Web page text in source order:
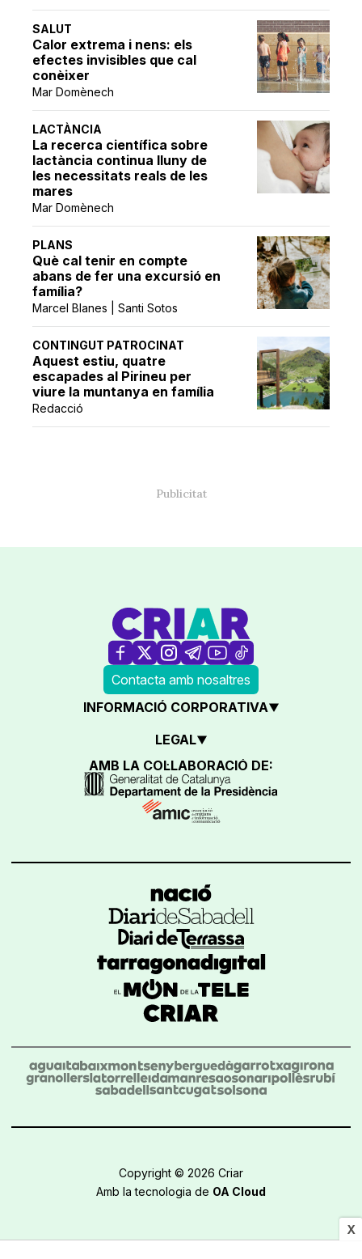
X
SALUT
Calor extrema i nens: els
efectes invisibles que cal
conèixer
Mar Domènech
LACTÀNCIA
La recerca científica sobre
lactància continua lluny de
les necessitats reals de les
mares
Mar Domènech
PLANS
Què cal tenir en compte
abans de fer una excursió en
família?
Marcel Blanes | Santi Sotos
CONTINGUT PATROCINAT
Aquest estiu, quatre
escapades al Pirineu per
viure la muntanya en família
Redacció
Contacta amb nosaltres
INFORMACIÓ CORPORATIVA
LEGAL
AMB LA COL·LABORACIÓ DE:
Copyright © 2026 Criar
Amb la tecnologia de OA Cloud